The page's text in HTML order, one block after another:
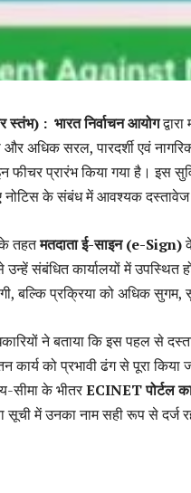
स्तंभ) : भारत निर्वाचन आयोग
और अधिक सरल, पारदर्शी एवं
फीचर प्रारंभ किया गया है। इस
नोटिस के संबंध में आवश्यक
के तहतमतदाता ई-साइन (e-Sign)
संबंधित कार्यालयों में उपस्थित
बल्कि प्रक्रिया को अधिक सुगम,
ने बताया कि इस पहल से
कार्य को प्रभावी ढंग से पूरा
सीमा के भीतरECINET पोर्टल
सूची में उनका नाम सही रूप से दर्ज